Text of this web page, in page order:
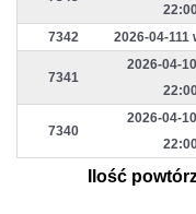
7342 2026-04-111
7341
2026-04-
7340
2026-04-
Ilość